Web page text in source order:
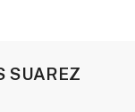
SUAREZ